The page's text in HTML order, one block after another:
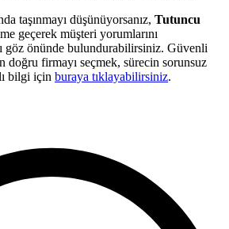
taşınmayı düşünüyorsanız, Tutuncu
geçerek müşteri yorumlarını
göz önünde bulundurabilirsiniz. Güvenli
doğru firmayı seçmek, sürecin sorunsuz
bilgi için buraya tıklayabilirsiniz.